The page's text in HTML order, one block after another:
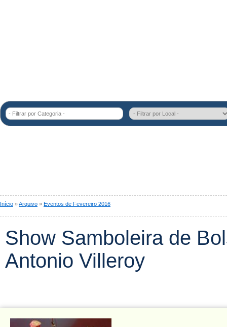
- Filtrar por Categoria -
Início »Arquivo » Eventos de Fevereiro 2016
Show Samboleira de
Antonio Villeroy